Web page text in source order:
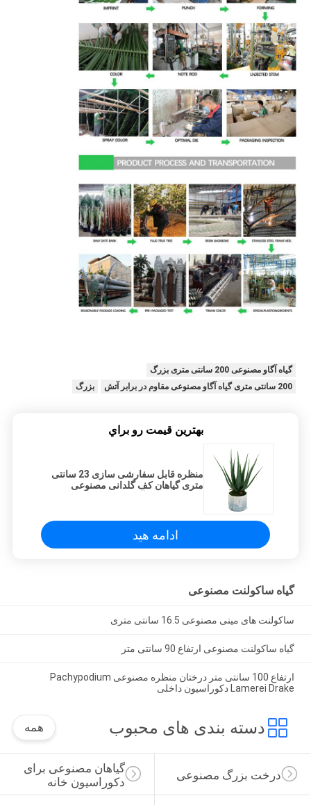
گیاه آگاو مصنوعی 200 سانتی متری بزرگ
200 سانتی متری گیاه آگاو مصنوعی مقاوم در برابر آتش
بزرگ
بهترين قيمت رو براي
منظره قابل سفارشی سازی 23 سانتی
متری گیاهان کف گلدانی مصنوعی
ادامه هید
گیاه ساکولنت مصنوعی
ساکولنت های مینی مصنوعی 16.5 سانتی متری
گیاه ساکولنت مصنوعی ارتفاع 90 سانتی متر
ارتفاع 100 سانتی متر درختان منظره مصنوعی Pachypodium
Lamerei Drake دکوراسیون داخلی
دسته بندی های محبوب همه
گیاهان مصنوعی برای
دکوراسیون خانه
درخت بزرگ مصنوعی